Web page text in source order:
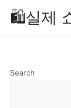
Skip
🛍️실제
Search